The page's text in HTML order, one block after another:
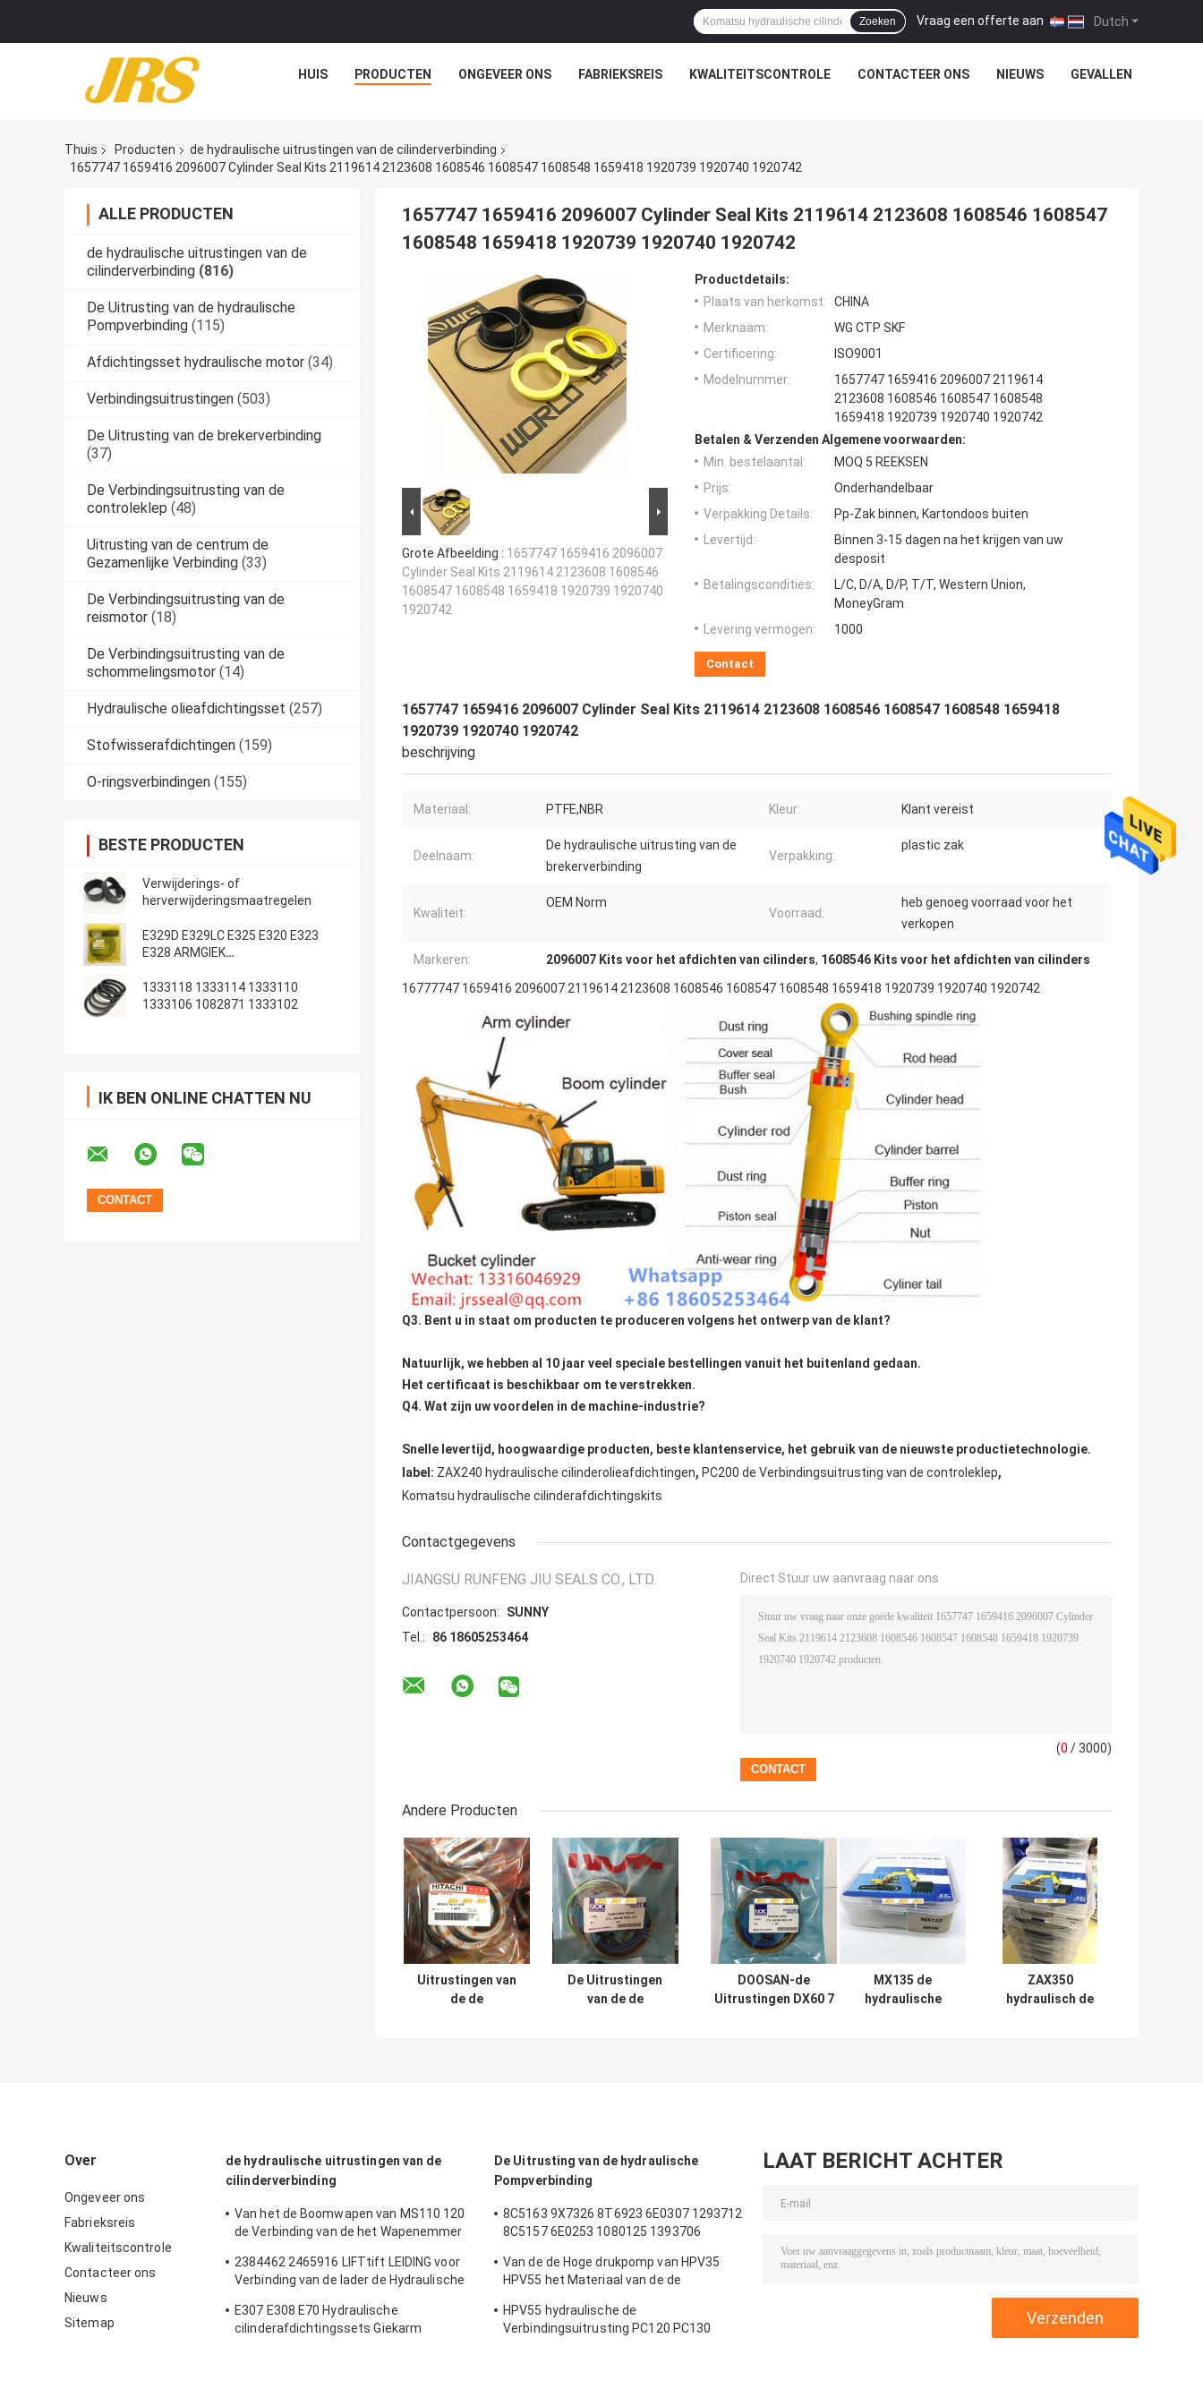
Dutch
Vraag een offerte aan |
Zoeken
HUIS PRODUCTEN ONGEVEER ONS FABRIEKSREIS KWALITEITSCONTROLE CONTACTEER ONS NIEUWS GEVALLEN
Thuis Producten
de hydraulische uitrustingen van de cilinderverbinding
1657747 1659416 2096007 Cylinder Seal Kits 2119614 2123608 1608546 1608547 1608548 1659418 1920739 1920740 1920742
ALLE PRODUCTEN
de hydraulische uitrustingen van de
cilinderverbinding (816)
De Uitrusting van de hydraulische
Pompverbinding (115)
Afdichtingsset hydraulische motor (34)
Verbindingsuitrustingen (503)
De Uitrusting van de brekerverbinding
(37)
De Verbindingsuitrusting van de
controleklep (48)
Uitrusting van de centrum de
Gezamenlijke Verbinding (33)
De Verbindingsuitrusting van de
reismotor (18)
De Verbindingsuitrusting van de
schommelingsmotor (14)
Hydraulische olieafdichtingsset (257)
Stofwisserafdichtingen (159)
O-ringsverbindingen (155)
BESTE PRODUCTEN
Verwijderings- of
herverwijderingsmaatregelen
E329D E329LC E325 E320 E323
E328 ARMGIEK
1333118 1333114 1333110
1333106 1082871 1333102
IK BEN ONLINE CHATTEN NU
1657747 1659416 2096007 Cylinder Seal Kits 2119614 2123608 1608546 1608547
1608548 1659418 1920739 1920740 1920742
Grote Afbeelding : 1657747 1659416 2096007
Cylinder Seal Kits 2119614 2123608 1608546
1608547 1608548 1659418 1920739 1920740
1920742
Productdetails:
Plaats van herkomst:
CHINA
Merknaam:
WG CTP SKF
Certificering:
ISO9001
Modelnummer:
1657747 1659416 2096007 2119614
2123608 1608546 1608547 1608548
1659418 1920739 1920740 1920742
Betalen & Verzenden Algemene voorwaarden:
Min. bestelaantal:
MOQ 5 REEKSEN
Prijs:
Onderhandelbaar
Verpakking Details:
Pp-Zak binnen, Kartondoos buiten
Levertijd:
Binnen 3-15 dagen na het krijgen van uw
desposit
Betalingscondities:
L/C, D/A, D/P, T/T, Western Union,
MoneyGram
Levering vermogen:
1000
Contact
1657747 1659416 2096007 Cylinder Seal Kits 2119614 2123608 1608546 1608547 1608548 1659418
1920739 1920740 1920742
beschrijving
Materiaal: PTFE,NBR Kleur: Klant vereist
Deelnaam:
De hydraulische uitrusting van de
brekerverbinding
Verpakking:
plastic zak
Kwaliteit:
OEM Norm
Voorraad:
heb genoeg voorraad voor het
verkopen
Markeren: 2096007 Kits voor het afdichten van cilinders, 1608546 Kits voor het afdichten van cilinders
16777747 1659416 2096007 2119614 2123608 1608546 1608547 1608548 1659418 1920739 1920740 1920742
Q3. Bent u in staat om producten te produceren volgens het ontwerp van de klant?
Natuurlijk, we hebben al 10 jaar veel speciale bestellingen vanuit het buitenland gedaan.
Het certificaat is beschikbaar om te verstrekken.
Q4. Wat zijn uw voordelen in de machine-industrie?
Snelle levertijd, hoogwaardige producten, beste klantenservice, het gebruik van de nieuwste productietechnologie.
label: ZAX240 hydraulische cilinderolieafdichtingen, PC200 de Verbindingsuitrusting van de controleklep,
Komatsu hydraulische cilinderafdichtingskits
Contactgegevens
JIANGSU RUNFENG JIU SEALS CO., LTD.
Contactpersoon:
SUNNY
Tel.:
86 18605253464
Direct Stuur uw aanvraag naar ons
(0 / 3000)
Andere Producten
Uitrustingen van
de de
De Uitrustingen
van de de
DOOSAN-de
Uitrustingen DX60 7
MX135 de
hydraulische
ZAX350
hydraulisch de
Over
Ongeveer ons
Fabrieksreis
Kwaliteitscontrole
Contacteer ons
Nieuws
Sitemap
de hydraulische uitrustingen van de
cilinderverbinding
Van het de Boomwapen van MS110 120
de Verbinding van de het Wapenemmer
van het GraafwerktuigSeal Kit Hydraulic
Cylinder Oil Seals Vervangstukkenboom
2384462 2465916 LIFTtift LEIDING voor
Verbinding van de lader de Hydraulische
E307 E308 E70 Hydraulische
cilinderafdichtingssets Giekarm
De Uitrusting van de hydraulische
Pompverbinding
8C5163 9X7326 8T6923 6E0307 1293712
8C5157 6E0253 1080125 1393706
1214185 1301857 0996998
Van de de Hoge drukpomp van HPV35
HPV55 het Materiaal van de de
HPV55 hydraulische de
Verbindingsuitrusting PC120 PC130
LAAT BERICHT ACHTER